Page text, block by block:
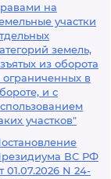
на
участки
земель,
из оборота
ограниченных в
и с
участков"
ВС РФ
01.07.2026 N 24-